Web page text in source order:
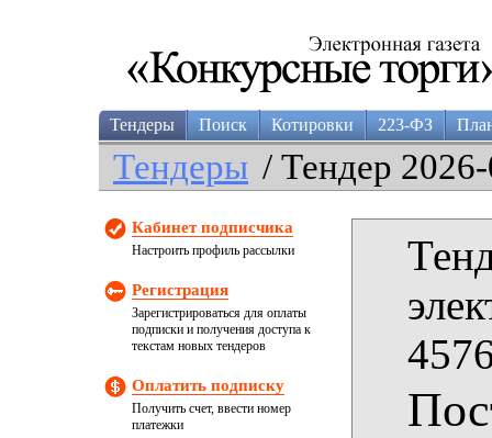
Тендеры Поиск Котировки 223-ФЗ
Тендеры / Тендер
Кабинет подписчика
Настроить профиль рассылки
Регистрация
Зарегистрироваться для оплаты
подписки и получения доступа к
текстам новых тендеров
Оплатить подписку
Получить счет, ввести номер
платежки